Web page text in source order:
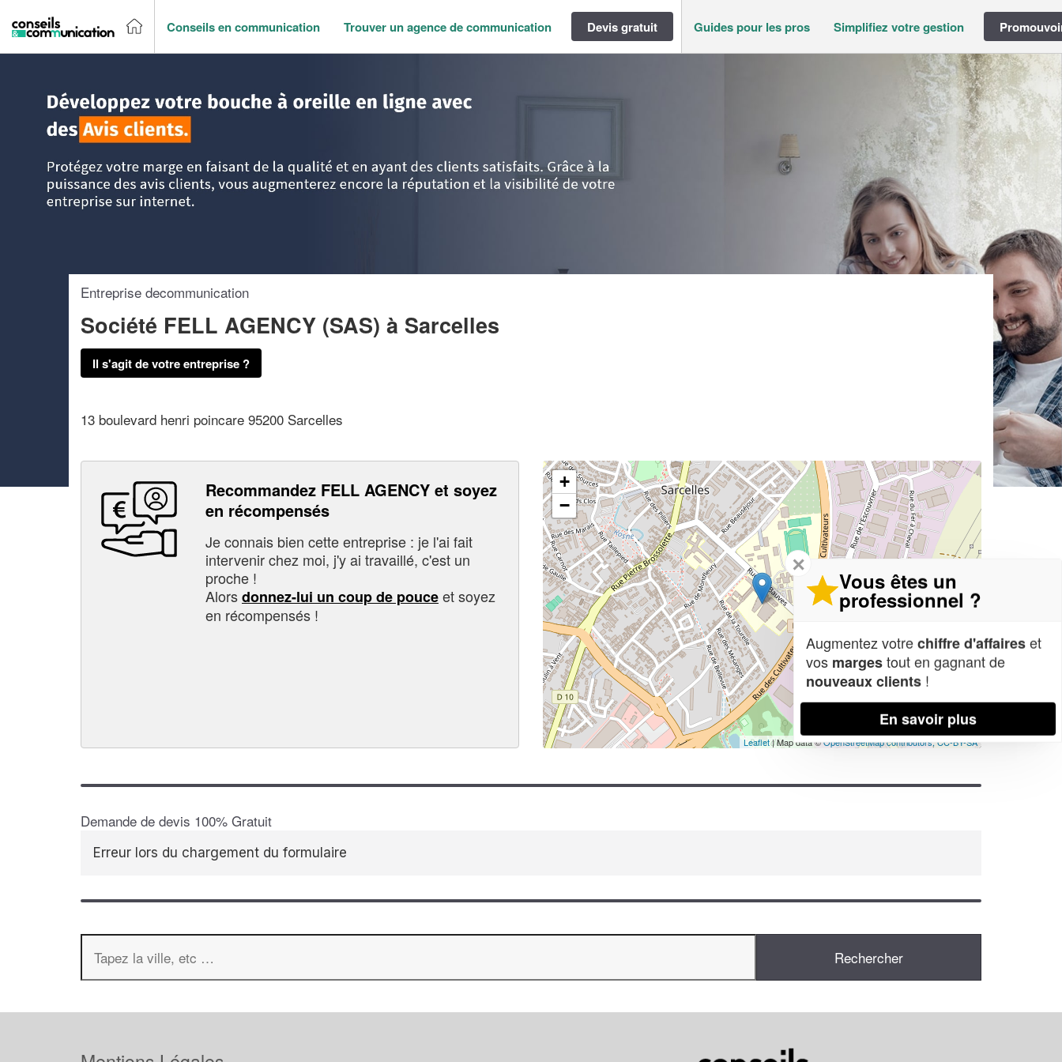
Conseils en communication Trouver un agence de communication Devis gratuit Guides pour les pros Simplifiez votre gestion
Entreprise decommunication
Société FELL AGENCY (SAS) à Sarcelles
Il s'agit de votre entreprise ?
13 boulevard henri poincare 95200 Sarcelles
Recommandez FELL AGENCY et soyez
en récompensés
Je connais bien cette entreprise : je l'ai fait
intervenir chez moi, j'y ai travaillé, c'est un
proche !
Alorsdonnez-lui un coup de pouceet soyez
en récompensés !
+
−
Leaflet| Map data ©OpenStreetMap contributors,CC-BY-SA
Demande de devis 100% Gratuit
Erreur lors du chargement du formulaire
✕
Vous êtes un
professionnel ?
Augmentez votrechiffre d'affaireset
vos margestout en gagnant de
nouveaux clients !
En savoir plus